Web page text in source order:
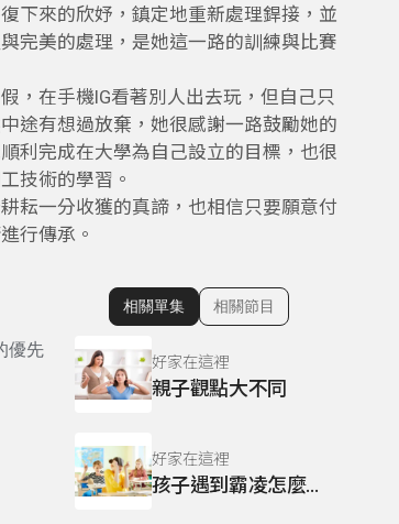
下來的欣妤，鎮定地重新處理銲接，並
完美的處理，是她這一路的訓練與比賽
，在手機IG看著別人出去玩，但自己只
途有想過放棄，她很感謝一路鼓勵她的
利完成在大學為自己設立的目標，也很
技術的學習。
耘一分收獲的真諦，也相信只要願意付
行傳承。
優先
顯示相關單集
相關單集 相關節目
好家在這裡
親子觀點大不同
好家在這裡
孩子遇到霸凌怎麼辦?